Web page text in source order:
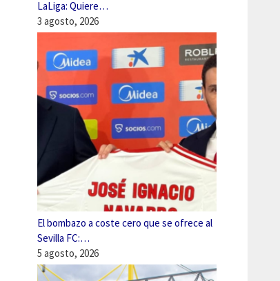
LaLiga: Quiere…
3 agosto, 2026
El bombazo a coste cero que se ofrece al
Sevilla FC:…
5 agosto, 2026